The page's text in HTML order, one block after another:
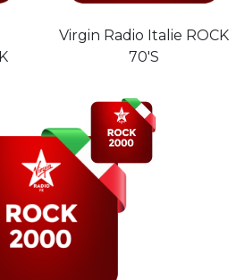
Virgin Radio Italie ROCK
70'S